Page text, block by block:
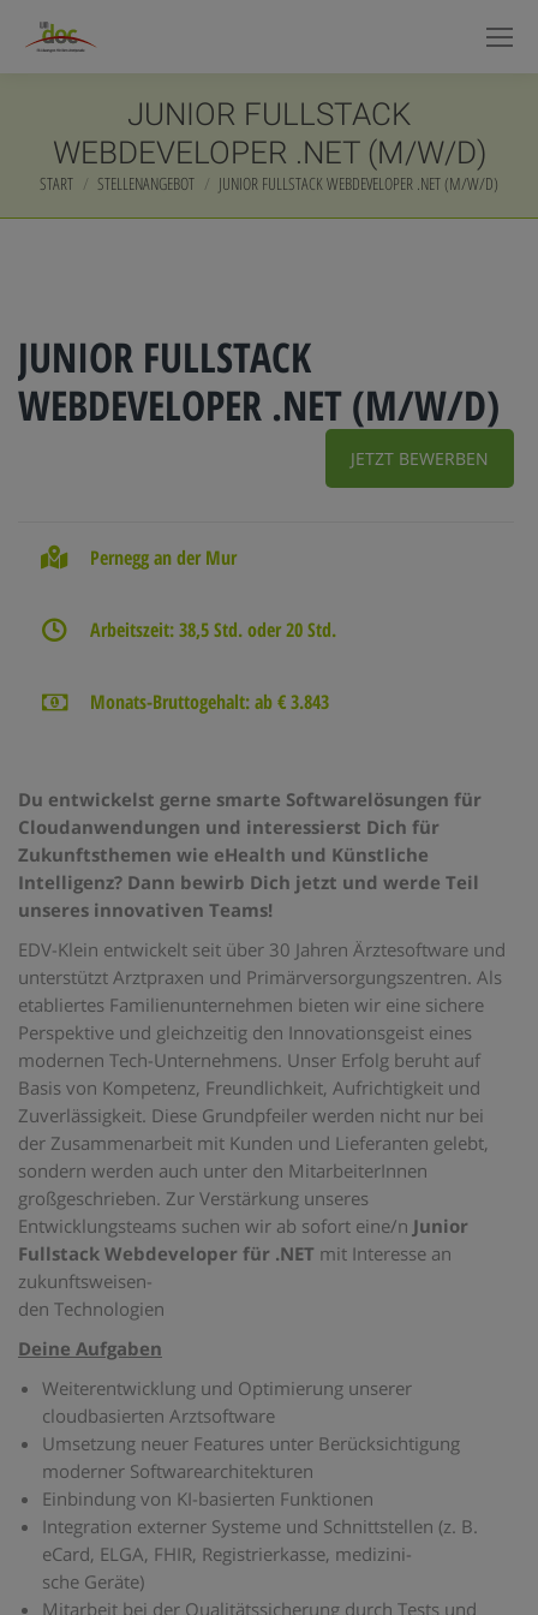
JUNIOR FULLSTACK
WEBDEVELOPER .NET (M/W/D)
Sie befinden sich hier:
START STELLENANGEBOT JUNIOR FULLSTACK WEBDEVELOPER .NET (M/W/D)
JUNIOR FULLSTACK
WEBDEVELOPER .NET (M/W/D)
JETZT BEWERBEN
Pernegg an der Mur
Arbeitszeit: 38,5 Std. oder 20 Std.
Monats-Bruttogehalt: ab € 3.843
Du entwickelst gerne smarte Softwarelösungen für
Cloudanwendungen und interessierst Dich für
Zukunftsthemen wie eHealth und Künstliche
Intelligenz? Dann bewirb Dich jetzt und werde Teil
unseres innovativen Teams!
EDV-Klein entwickelt seit über 30 Jahren Ärztesoftware und
unterstützt Arztpraxen und Primärversorgungszentren. Als
etabliertes Familienunternehmen bieten wir eine sichere
Perspektive und gleichzeitig den Innovationsgeist eines
modernen Tech-Unternehmens. Unser Erfolg beruht auf
Basis von Kompetenz, Freundlichkeit, Aufrichtigkeit und
Zuverlässigkeit. Diese Grundpfeiler werden nicht nur bei
der Zusammenarbeit mit Kunden und Lieferanten gelebt,
sondern werden auch unter den MitarbeiterInnen
großgeschrieben. Zur Verstärkung unseres
Entwicklungsteams suchen wir ab sofort eine/n Junior
Fullstack Webdeveloper für .NET mit Interesse an
zukunftsweisen-
den Technologien
Deine Aufgaben
Weiterentwicklung und Optimierung unserer
cloudbasierten Arztsoftware
Umsetzung neuer Features unter Berücksichtigung
moderner Softwarearchitekturen
Einbindung von KI-basierten Funktionen
Integration externer Systeme und Schnittstellen (z. B.
eCard, ELGA, FHIR, Registrierkasse, medizini-
sche Geräte)
Mitarbeit bei der Qualitätssicherung durch Tests und